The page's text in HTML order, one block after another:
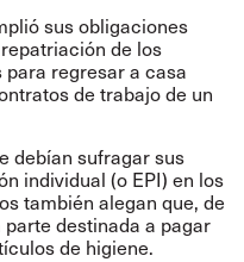
sus obligaciones
de los
regresar a casa
de trabajo de un
debían sufragar sus
individual (o EPI) en los
también alegan que, de
destinada a pagar
de higiene.